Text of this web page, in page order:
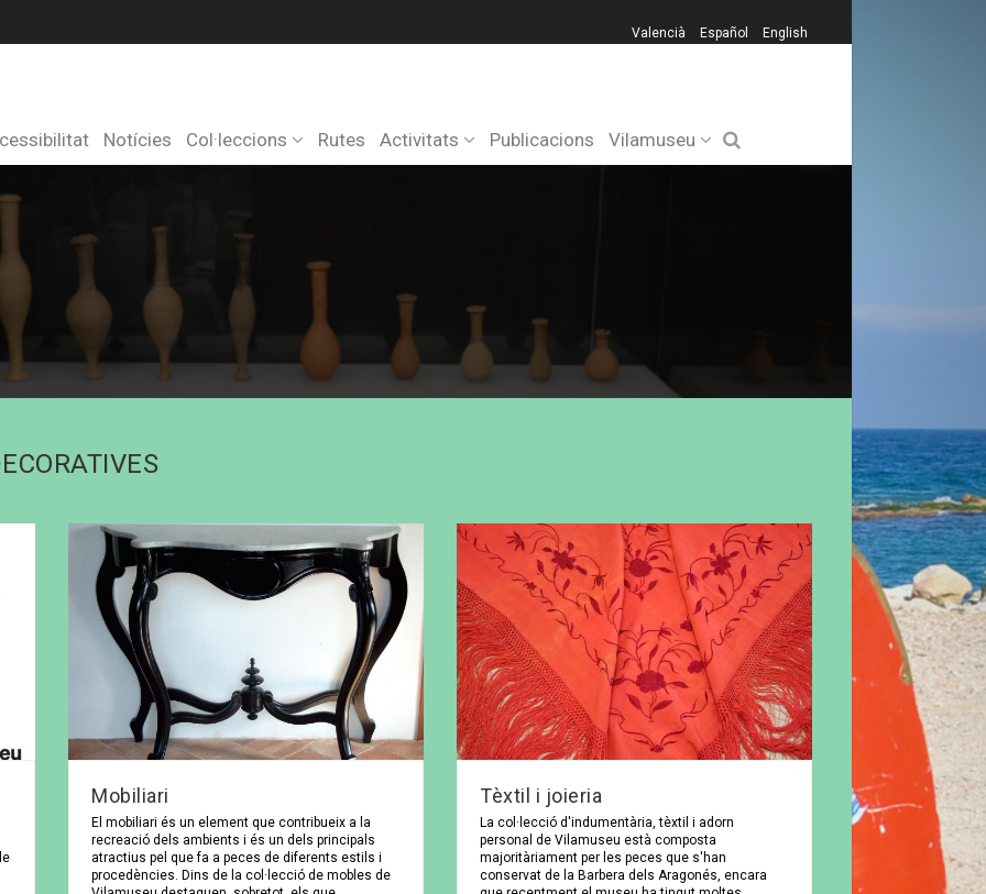
Valencià Español English
Notícies Col·leccions Rutes Activitats Publicacions Vilamuseu
Mobiliari
El mobiliari és un element que contribueix a la
recreació dels ambients i és un dels principals
atractius pel que fa a peces de diferents estils i
procedències. Dins de la col·lecció de mobles de
Tèxtil i joieria
La col·lecció d'indumentària, tèxtil i adorn
personal de Vilamuseu està composta
majoritàriament per les peces que s'han
conservat de la Barbera dels Aragonés, encara